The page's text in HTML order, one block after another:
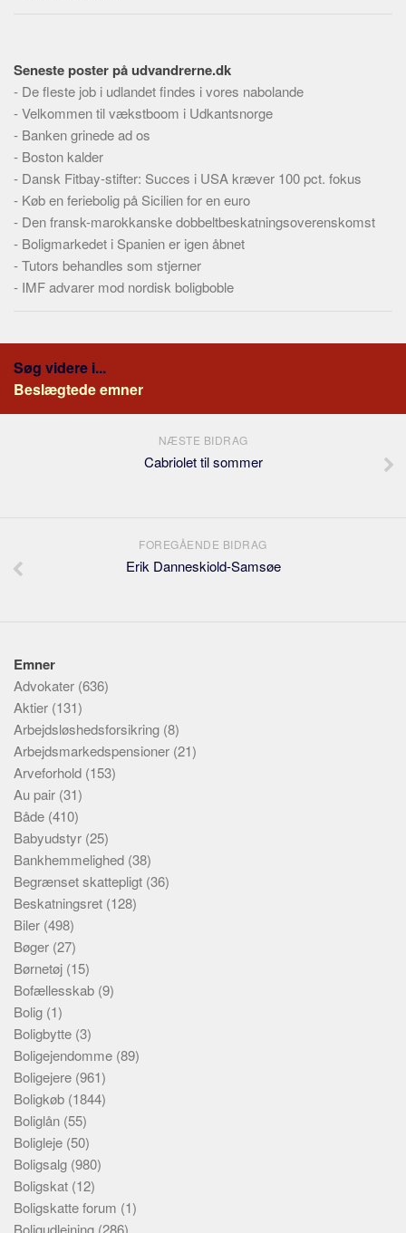
Seneste poster på udvandrerne.dk
- De fleste job i udlandet findes i vores nabolande
-Velkommen til vækstboom i Udkantsnorge
- Banken grinede ad os
- Boston kalder
- Dansk Fitbay-stifter: Succes i USA kræver 100 pct. fokus
- Køb en feriebolig på Sicilien for en euro
- Den fransk-marokkanske dobbeltbeskatningsoverenskomst
- Boligmarkedet i Spanien er igen åbnet
-Tutors behandles som stjerner
- IMF advarer mod nordisk boligboble
Søg videre i...
Beslægtede emner
NÆSTE BIDRAG
Cabriolet til sommer
FOREGÅENDE BIDRAG
Erik Danneskiold-Samsøe
Emner
Advokater (636)
Aktier (131)
Arbejdsløshedsforsikring (8)
Arbejdsmarkedspensioner (21)
Arveforhold (153)
Au pair (31)
Både (410)
Babyudstyr (25)
Bankhemmelighed (38)
Begrænset skattepligt (36)
Beskatningsret (128)
Biler (498)
Bøger (27)
Børnetøj (15)
Bofællesskab (9)
Bolig (1)
Boligbytte (3)
Boligejendomme (89)
Boligejere (961)
Boligkøb (1844)
Boliglån (55)
Boligleje (50)
Boligsalg (980)
Boligskat (12)
Boligskatte forum (1)
Boligudlejning (286)